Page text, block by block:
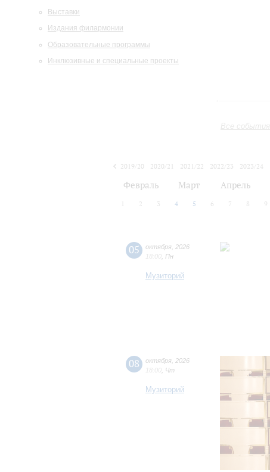
Выставки
Издания филармонии
Образовательные программы
Инклюзивные и специальные проекты
Все события
2019/20
2020/21 2021/22 2022/23
2023/24
Февраль Март Апрель
2 3 4 5 6 7 8 9
05 октября 2026
18:00 Пн
Музиторий
08 октября 2026
18:00 Чт
Музиторий